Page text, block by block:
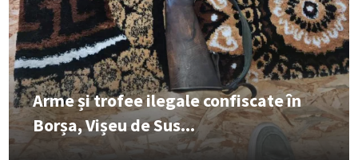
Arme și trofee ilegale confiscate în
Borșa, Vișeu de Sus...